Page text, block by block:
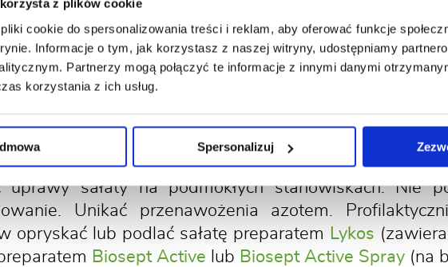
z plików cookie
cookie do spersonalizowania treści i reklam, aby oferować funkcje
Informacje o tym, jak korzystasz z naszej witryny, udostępniamy
Partnerzy mogą połączyć te informacje z innymi danymi
korzystania z ich usług.
Spersonalizuj
bakterie. Infekcji sprzyja temperatura 5-30°C oraz
np. przez szkodniki.
najpierw pojawiają się drobne, brązowe plamki z
kanciaste (ograniczają je nerwy liści) i ciemnieją.
sałaty na podmokłych stanowiskach. Nie
Unikać przenawożenia azotem.
opryskać lub podlać sałatę preparatem Lykos
Biosept Active lub Biosept Active Spray (na